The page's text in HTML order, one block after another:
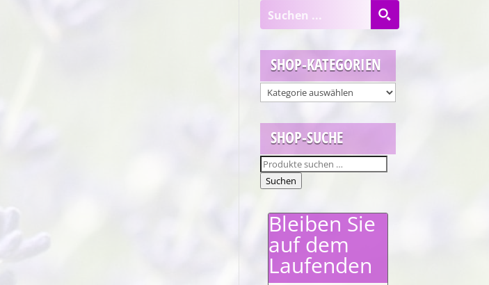
SHOP-KATEGORIEN
SHOP-SUCHE
Suchen
nach:
Suchen
Bleiben Sie
auf dem
Laufenden